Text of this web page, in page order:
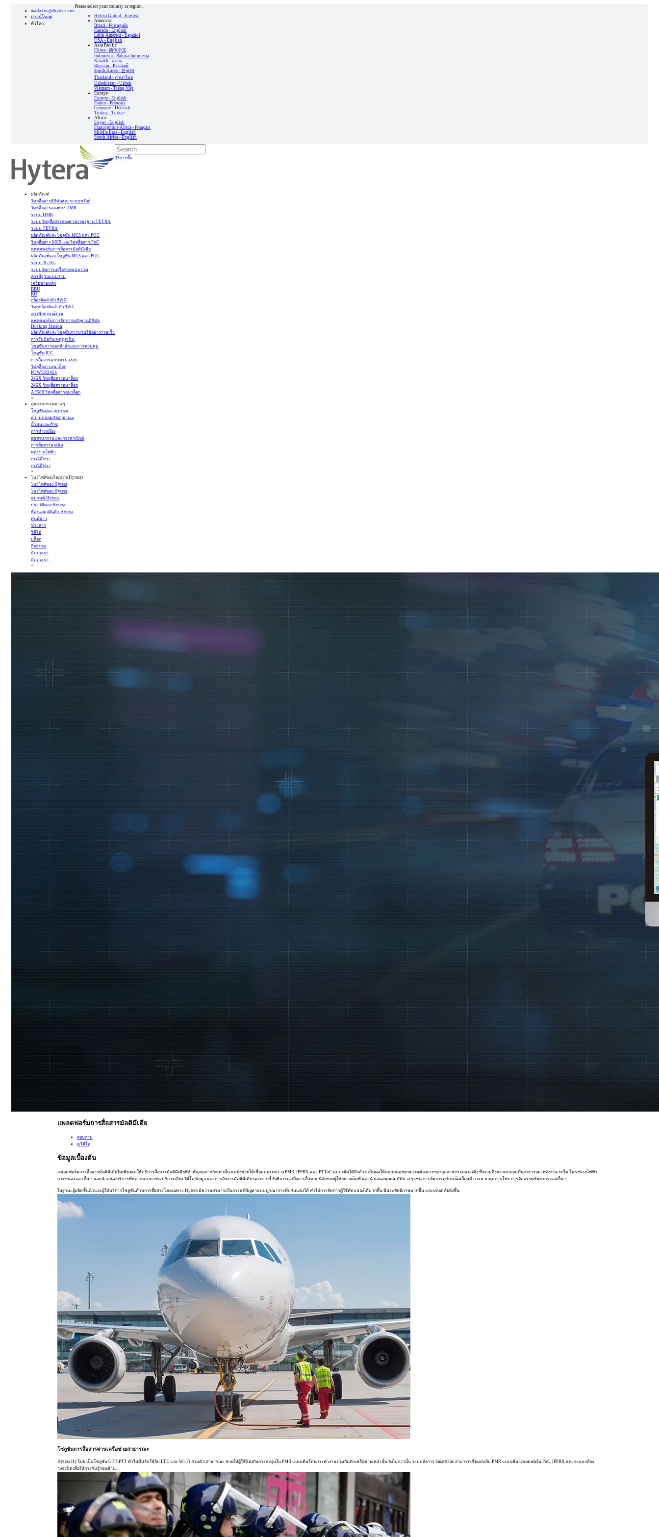
marketing@hytera.com
ดาวน์โหลด
ทั่วโลก
Please select your country or region.
Hytera Global - English
Americas
Brazil - Português
Canada - English
Latin America - Español
USA - English
Asia Pacific
China - 简体中文
Indonesia - Bahasa Indonesia
Kazakh - қазақ
Russian - Pусский
South Korea - 한국어
Thailand - ภาษาไทย
Uzbekistan - Uzbek
Vietnam - Tiếng Việt
Europe
Europe - English
France - Francais
Germany - Deutsch
Turkey - Türkçe
Africa
Egypt - English
Francophone Africa - Français
Middle East - English
South Africa - English
ผลิตภัณฑ์
วิทยุสื่อสารดิจิทัลและระบบทรังก์
วิทยุสื่อสารสองทาง DMR
ระบบ DMR
ระบบวิทยุสื่อสารสองทางมาตรฐาน TETRA
ระบบ TETRA
ผลิตภัณฑ์และโซลูชั่น MCS และ POC
วิทยุสื่อสาร MCS และวิทยุสื่อสาร PoC
แพลตฟอร์มการสื่อสารมัลติมีเดีย
ผลิตภัณฑ์และโซลูชั่น MCS และ POC
ระบบ 4G/5G
ระบบจัดการเครือข่ายแบบรวม
สถานีฐานแบบรวม
เครือข่ายหลัก
BBU
RU
กล้องติดลำตัวBWC
วิทยุกล้องติดลำตัวBWC
สถานีอุปกรณ์รวม
แพลตฟอร์มการจัดการหลักฐานดิจิทัล
Docking Station
ผลิตภัณฑ์และโซลูชั่นการปรับใช้อย่างรวดเร็ว
การรับมือกับเหตุฉุกเฉิน
โซลูชั่นการออกคำสั่งและการควบคุม
โซลูชั่น ICC
การสื่อสารแบบครบวงจร
วิทยุสื่อสารอนาล็อก
POWER245S
245X วิทยุสื่อสารอนาล็อก
246X วิทยุสื่อสารอนาล็อก
AP588 วิทยุสื่อสารอนาล็อก
×
อุตสาหกรรมต่าง ๆ
โซลูชั่นอุตสาหกรรม
ความปลอดภัยสาธาณะ
น้ำมันและก๊าซ
การทำเหมือง
อุตสาหกรรมและการพาณิชย์
การสื่อสารฉุกเฉิน
พลังงานไฟฟ้า
กรณีศึกษา
กรณีศึกษา
×
โปรไฟล์ของไฮเทรา(Hytera)
โปรไฟล์ของ Hytera
โพรไฟล์ของ Hytera
แบรนด์ Hytera
ประวัติของ Hytera
ห้องแสดงสินค้า Hytera
ศูนย์ข่าว
ข่าวสาร
วิดีโอ
บล็อก
กิจกรรม
ติดต่อเรา
ติดต่อเรา
×
วิธีการซื้อ
แพลตฟอร์มการสื่อสารมัลติมีเดีย
สอบถาม
ดูวีดีโอ
ข้อมูลเบื้องต้น
แพลตฟอร์มการสื่อสารมัลติมีเดียไม่เพียงแต่ให้บริการสื่อสารมัลติมีเดียที่สำคัญต่อภารกิจเท่านั้น แต่ยังช่วยให้เชื่อมต่อระหว่าง PMR, IPPBX และ PTToC แบบเดิมได้อีกด้วย เป็นผลให้ตอบสนองทุกความต้องการของอุตสาหกรรมแนวดิ่ง ซึ่งรวมถึงความปลอดภัยสาธารณะ พลังงาน รถไฟ โครงข่ายไฟฟ้า
การขนส่ง และอื่น ๆ และนำเสนอบริการที่หลากหลาย เช่น บริการเสียง วิดีโอ ข้อมูล และการสั่งการมัลติมีเดีย นอกจากนี้ ยังพิจารณาถึงการสืบทอดนิสัยของผู้ใช้อย่างเต็มที่ และนำเสนอคุณสมบัติต่าง ๆ เช่น การจัดการอุปกรณ์เคลื่อนที่ การควบคุมการโทร การจัดสรรทรัพยากร และอื่น ๆ.
ในฐานะผู้ผลิตชั้นนำและผู้ให้บริการโซลูชันด้านการสื่อสารโดยเฉพาะ Hytera มีความสามารถในการแก้ปัญหาแบบบูรณาการที่ปรับแต่งได้ ทำให้การจัดการผู้ใช้ดัดแปลงได้มากขึ้น มีประสิทธิภาพมากขึ้น และปลอดภัยยิ่งขึ้น.
โซลูชันการสื่อสารผ่านเครือข่ายสาธารณะ
Hytera HyTalk เป็นโซลูชัน OTT-PTT ทั่วไปที่ปรับใช้กับ LTE และ Wi-Fi ส่วนตัว/สาธารณะ ช่วยให้ผู้ใช้ป้องกันการลงทุนใน PMR แบบเดิมโดยการทำงานร่วมกันกับเครือข่ายเหล่านั้น ยิ่งไปกว่านั้น ระบบสั่งการ SmartOne สามารถเชื่อมต่อกับ PMR แบบเดิม แพลตฟอร์ม PoC, IPPBX และระบบกล้อง
วงจรปิดเพื่อให้การรับรู้รอบด้าน.